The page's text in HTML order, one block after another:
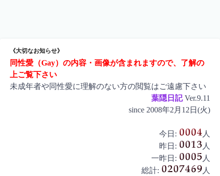
《大切なお知らせ》
同性愛（Gay）の内容・画像が含まれますので、了解の
上ご覧下さい
未成年者や同性愛に理解のない方の閲覧はご遠慮下さい
葉隠日記Ver.9.11
since 2008年2月12日(火)
今日:
人
昨日:
人
一昨日:
人
総計:
人